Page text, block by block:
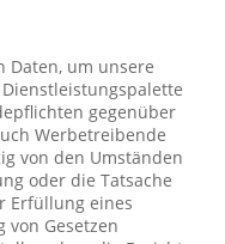
Daten, um unsere
gegenüber
Werbetreibende
von den Umständen
oder die Tatsache
Erfüllung eines
Gesetzen